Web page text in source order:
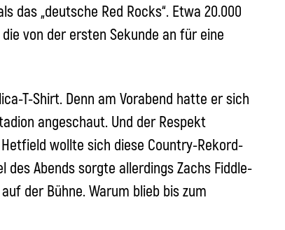
das „deutsche Red Rocks“. Etwa 20.000
von der ersten Sekunde an für eine
T-Shirt. Denn am Vorabend hatte er sich
angeschaut. Und der Respekt
wollte sich diese Country-Rekord-
Abends sorgte allerdings Zachs Fiddle-
der Bühne. Warum blieb bis zum